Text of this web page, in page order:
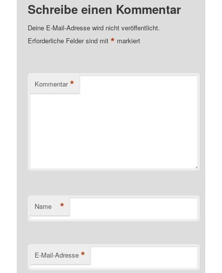
Schreibe einen Kommentar
Deine E-Mail-Adresse wird nicht veröffentlicht.
Erforderliche Felder sind mit* markiert
Kommentar *
Name *
E-Mail-Adresse *